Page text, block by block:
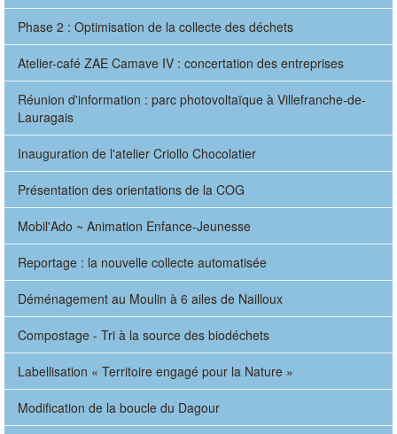
Phase 2 : Optimisation de la collecte des déchets
Atelier-café ZAE Camave IV : concertation des entreprises
Réunion d'information : parc photovoltaïque à Villefranche-de-
Lauragais
Inauguration de l'atelier Criollo Chocolatier
Présentation des orientations de la COG
Mobil'Ado ~ Animation Enfance-Jeunesse
Reportage : la nouvelle collecte automatisée
Déménagement au Moulin à 6 ailes de Nailloux
Compostage - Tri à la source des biodéchets
Labellisation « Territoire engagé pour la Nature »
Modification de la boucle du Dagour